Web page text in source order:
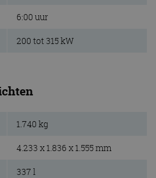
6:00 uur
200 tot 315 kW
1.740 kg
4.233 x 1.836 x 1.555 mm
337 l